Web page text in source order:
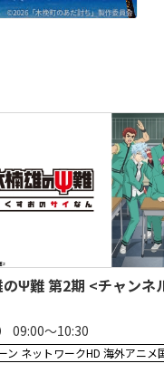
送】おおきく振りかぶ
20:00〜20:30
HD